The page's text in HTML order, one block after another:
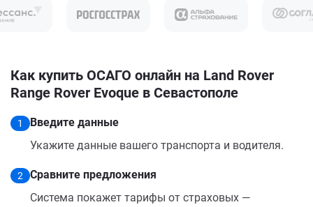
Как купить ОСАГО онлайн на Land Rover
Range Rover Evoque в Севастополе
1
Введите данные
Укажите данные вашего транспорта и водителя.
2
Сравните предложения
Система покажет тарифы от страховых —